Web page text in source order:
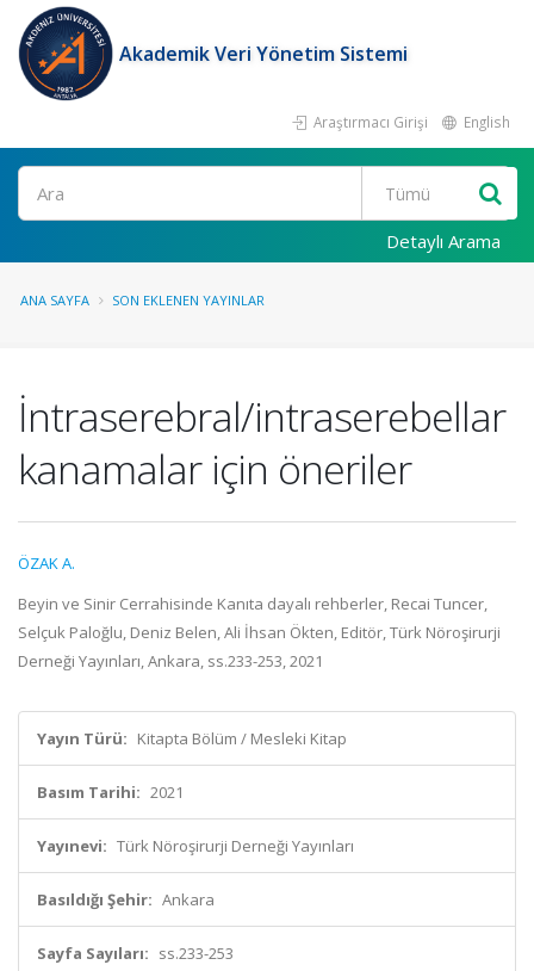
Akademik Veri Yönetim Sistemi
Araştırmacı Girişi English
Ara
Detaylı Arama
ANA SAYFA SON EKLENEN YAYINLAR
İntraserebral/intraserebellar
kanamalar için öneriler
ÖZAK A.
Beyin ve Sinir Cerrahisinde Kanıta dayalı rehberler, Recai Tuncer,
Selçuk Paloğlu, Deniz Belen, Ali İhsan Ökten, Editör, Türk Nöroşirurji
Derneği Yayınları, Ankara, ss.233-253, 2021
Yayın Türü: Kitapta Bölüm / Mesleki Kitap
Basım Tarihi: 2021
Yayınevi: Türk Nöroşirurji Derneği Yayınları
Basıldığı Şehir: Ankara
Sayfa Sayıları: ss.233-253